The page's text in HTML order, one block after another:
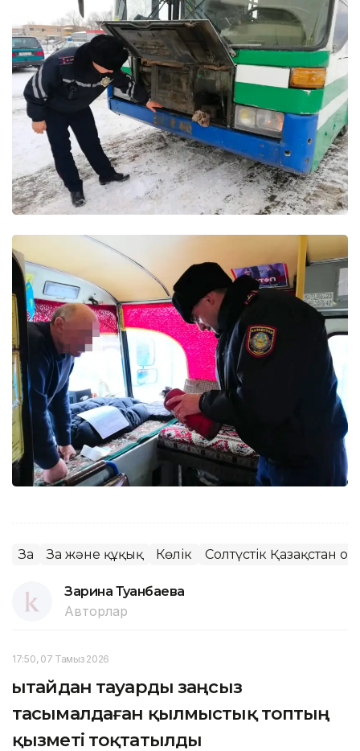
Заң Заң және құқық Көлік Солтүстік Қазақстан
Зарина Туғанбаева
Авторлар
17:50, 07 Тамыз 2026
Қытайдан тауарды заңсыз
тасымалдаған қылмыстық топтың
қызметі тоқтатылды